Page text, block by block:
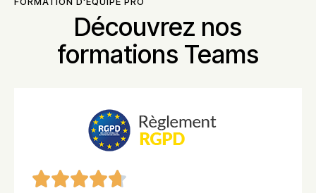
Découvrez nos
formations Teams